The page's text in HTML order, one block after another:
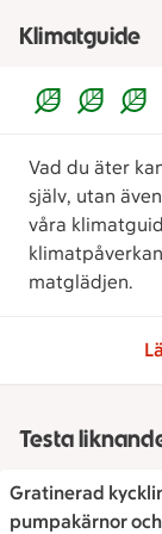
Klimatguide
Vad du äter
själv, utan
våra
matglädjen.
Testa
Gratinerad
pumpakärnor